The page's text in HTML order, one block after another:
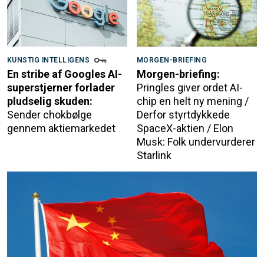
KUNSTIG INTELLIGENS
En stribe af Googles AI-
superstjerner forlader
pludselig skuden:
Sender chokbølge
gennem aktiemarkedet
MORGEN-BRIEFING
Morgen-briefing:
Pringles giver ordet AI-
chip en helt ny mening /
Derfor styrtdykkede
SpaceX-aktien / Elon
Musk: Folk undervurderer
Starlink